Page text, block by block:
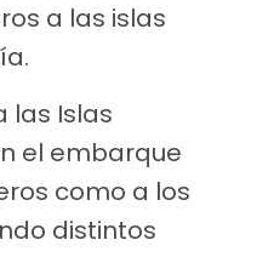
a las islas
las Islas
el embarque
como a los
distintos